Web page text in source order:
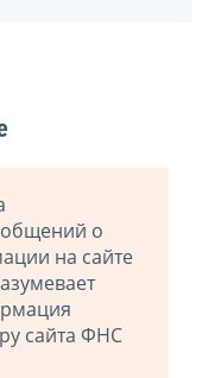
о
на сайте
сайта ФНС